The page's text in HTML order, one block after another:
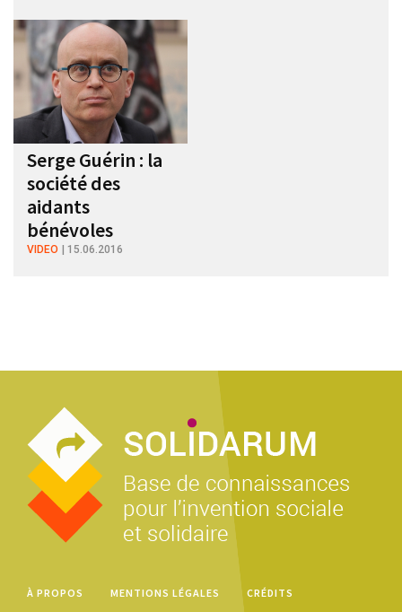
Serge Guérin : la
société des
aidants
bénévoles
VIDEO 15.06.2016
À PROPOS MENTIONS LÉGALES CRÉDITS